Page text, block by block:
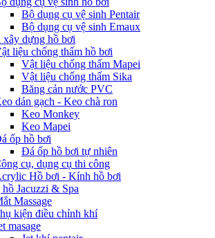
Bộ dụng cụ vệ sinh Pentair
Bộ dụng cụ vệ sinh Emaux
xây dựng hồ bơi
liệu chống thấm hồ bơi
Vật liệu chống thấm Mapei
Vật liệu chống thấm Sika
Băng cản nước PVC
dán gạch - Keo chà ron
Keo Monkey
Keo Mapei
ốp hồ bơi
Đá ốp hồ bơi tự nhiên
cụ, dụng cụ thi công
Hồ bơi - Kính hồ bơi
Jacuzzi & Spa
Massage
kiện điều chỉnh khí
masage